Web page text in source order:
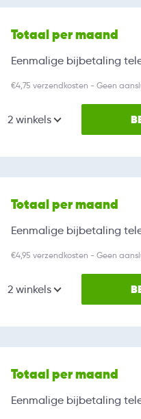
Totaal per maand
Eenmalige bijbetaling
€4,75 verzendkosten - Geen
2 winkels
Totaal per maand
Eenmalige bijbetaling
€4,95 verzendkosten - Geen
2 winkels
Totaal per maand
Eenmalige bijbetaling